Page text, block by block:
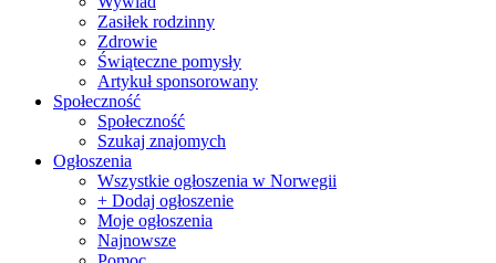
Zasiłek rodzinny
Zdrowie
Świąteczne pomysły
Artykuł sponsorowany
Społeczność
Społeczność
Szukaj znajomych
Ogłoszenia
Wszystkie ogłoszenia w Norwegii
+ Dodaj ogłoszenie
Moje ogłoszenia
Najnowsze